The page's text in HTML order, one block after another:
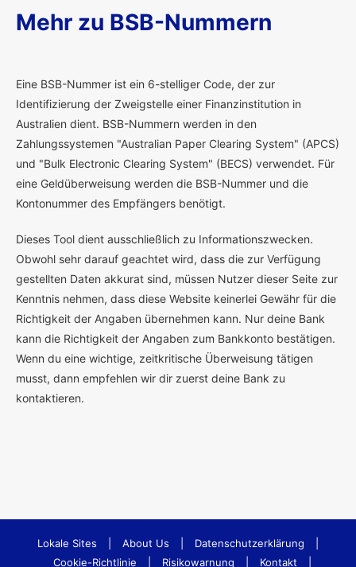
Mehr zu BSB-Nummern
Eine BSB-Nummer ist ein 6-stelliger Code, der zur
Identifizierung der Zweigstelle einer Finanzinstitution in
Australien dient. BSB-Nummern werden in den
Zahlungssystemen "Australian Paper Clearing System" (APCS)
und "Bulk Electronic Clearing System" (BECS) verwendet. Für
eine Geldüberweisung werden die BSB-Nummer und die
Kontonummer des Empfängers benötigt.
Dieses Tool dient ausschließlich zu Informationszwecken.
Obwohl sehr darauf geachtet wird, dass die zur Verfügung
gestellten Daten akkurat sind, müssen Nutzer dieser Seite zur
Kenntnis nehmen, dass diese Website keinerlei Gewähr für die
Richtigkeit der Angaben übernehmen kann. Nur deine Bank
kann die Richtigkeit der Angaben zum Bankkonto bestätigen.
Wenn du eine wichtige, zeitkritische Überweisung tätigen
musst, dann empfehlen wir dir zuerst deine Bank zu
kontaktieren.
Lokale Sites About Us Datenschutzerklärung
Cookie-Richtlinie
Risikowarnung Kontakt